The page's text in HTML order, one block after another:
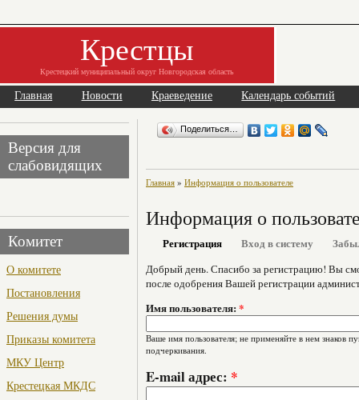
Крестцы
Крестецкий муниципальный округ Новгородская область
Главная Новости Краеведение Календарь событий
Версия для
слабовидящих
Комитет
О комитете
Постановления
Решения думы
Приказы комитета
МКУ Центр
Крестецкая МКДС
Поделиться…
Главная » Информация о пользователе
Информация о
Регистрация Вход в систему
Добрый день. Спасибо за регистрацию! Вы
после одобрения Вашей регистрации
Имя пользователя: *
Ваше имя пользователя; не применяйте в нем знаков
подчеркивания.
E-mail адрес: *